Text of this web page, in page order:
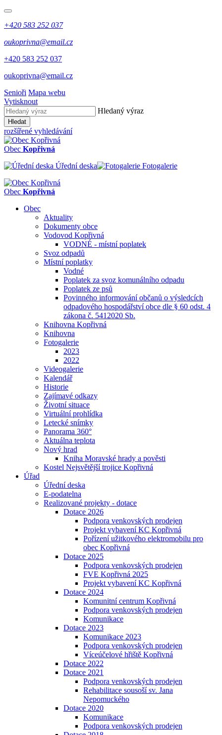
+420 583 252 037
oukoprivna@email.cz
+420 583 252 037
oukoprivna@email.cz
Senioři Mapa webu
Vytisknout
Hledaný výraz
Hledat
rozšířené vyhledávání
Obec Kopřivná
Úřední deska
Fotogalerie
Obec Kopřivná
Obec
Aktuality
Dokumenty obce
Vodovod Kopřivná
VODNÉ - místní poplatek
Svoz odpadů
Místní poplatky
Vodné
Poplatek za svoz komunálního odpadu
Poplatek ze psů
Povinného informování občanů o výsledcích
odpadového hospodářství obce dle § 60 odst. 4
zákona č. 5412020 Sb.
Knihovna Kopřivná
Knihovna
Fotogalerie
2023
2022
Videogalerie
Kalendář
Historie
Zajímavé odkazy
Životní situace
Virtuální prohlídka
Letecké snímky
Panorama 360°
Aktuálna teplota
Nový hrad
Kniha Moravské hrady a pověsti
Kostel Nejsvětější trojice Kopřivná
Úřad
Úřední deska
E-podatelna
Realizované projekty - dotace
Dotace 2026
Podpora venkovských prodejen
Projekt vybavení KC Kopřivná
Pořízení užitkového elektromobilu pro
obec Kopřivná
Dotace 2025
Podpora venkovských prodejen
FVE Kopřivná 2025
Projekt vybavení KC Kopřivná
Dotace 2024
Komunitní centrum Kopřivná
Podpora venkovských prodejen
Komunikace
Dotace 2023
Komunikace 2023
Podpora venkovských prodejen
Víceúčelové hřiště Kopřivná
Dotace 2022
Dotace 2021
Podpora venkovských prodejen
Rehabilitace sousoší sv. Jana
Nepomuckého
Dotace 2020
Komunikace
Podpora venkovských prodejen